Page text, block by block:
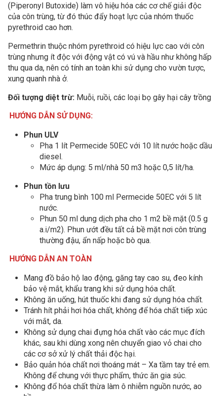
(Piperonyl Butoxide) làm vô hiệu hóa các cơ chế giải độc
của côn trùng, từ đó thúc đẩy hoạt lực của nhóm thuốc
pyrethroid cao hơn.
Permethrin thuộc nhóm pyrethroid có hiệu lực cao với côn
trùng nhưng ít độc với động vật có vú và hầu như không hấp
thu qua da, nên có tính an toàn khi sử dụng cho vườn tược,
xung quanh nhà ở.
Đối tượng diệt trừ: Muỗi, ruồi, các loại bọ gây hại cây trồng
HƯỚNG DẪN SỬ DỤNG:
Phun ULV
Pha 1 lít Permecide 50EC với 10 lít nước hoặc dầu
diesel.
Mức áp dụng: 5 ml/nhà 50 m3 hoặc 0,5 lít/ha.
Phun tồn lưu
Pha trung bình 100 ml Permecide 50EC với 5 lít
nước.
Phun 50 ml dung dịch pha cho 1 m2 bề mặt (0.5 g
a.i/m2). Phun ướt đều tất cả bề mặt nơi côn trùng
thường đậu, ẩn nấp hoặc bò qua.
HƯỚNG DẪN AN TOÀN
Mang đồ bảo hộ lao động, găng tay cao su, đeo kính
bảo vệ mắt, khẩu trang khi sử dụng hóa chất.
Không ăn uống, hút thuốc khi đang sử dụng hóa chất.
Tránh hít phải hơi hóa chất, không để hóa chất tiếp xúc
với mắt, da.
Không sử dụng chai đựng hóa chất vào các mục đích
khác, sau khi dùng xong nên chuyển giao vỏ chai cho
các cơ sở xử lý chất thải độc hại.
Bảo quản hóa chất nơi thoáng mát – Xa tầm tay trẻ em.
Không để chung với thực phẩm, thức ăn gia súc.
Không đổ hóa chất thừa làm ô nhiễm nguồn nước, ao